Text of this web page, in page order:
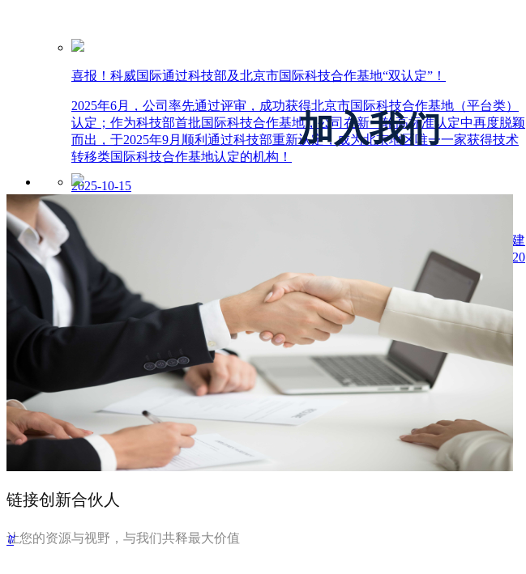
喜报！科威国际通过科技部及北京市国际科技合作基地“双认定”！
2025年6月，公司率先通过评审，成功获得北京市国际科技合作基地（平台类）
认定；作为科技部首批国际科技合作基地，公司在新一轮高标准认定中再度脱颖
而出，于2025年9月顺利通过科技部重新认定，成为北京地区唯一一家获得技术
转移类国际科技合作基地认定的机构！
2025-10-15
作为链接全球创新生态的重要力量，科威国际技术转移有限公司始终致力于搭建
国际交流合作桥梁。值此佳会，科威邀请了匈牙利、澳大利亚、秘鲁等国共计20
余位嘉宾深度参会。
2026-03-25
加入我们
链接创新合伙人
让您的资源与视野，与我们共释最大价值
ꄶ